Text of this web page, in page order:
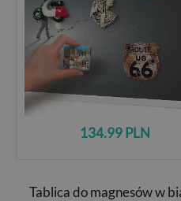
134.99 PLN
Tablica do magnesów w